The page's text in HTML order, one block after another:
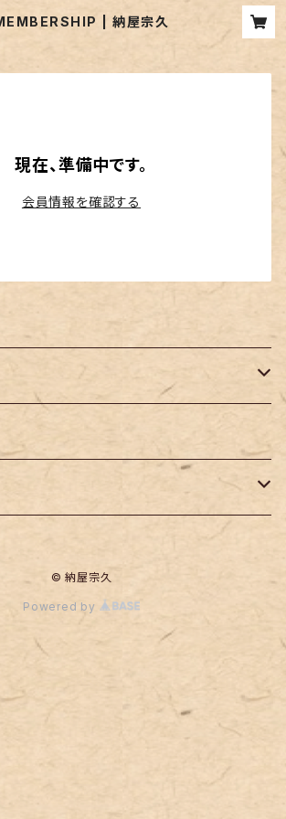
| 納屋宗久
現在、準備中です。
会員情報を確認する
き ジオラマ
© 納屋宗久
Powered by